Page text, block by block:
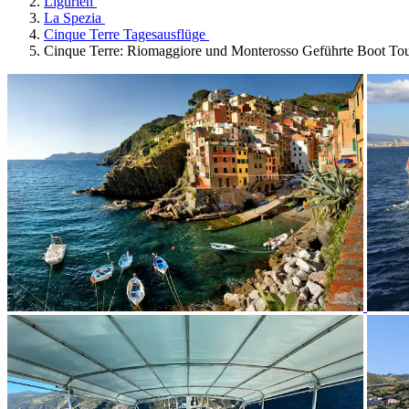
La Spezia
Cinque Terre Tagesausflüge
Cinque Terre: Riomaggiore und Monterosso Geführte Boot